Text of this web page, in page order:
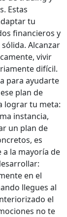
Estas
tu
financieros y
Alcanzar
vivir
difícil.
para ayudarte
plan de
lograr tu meta:
instancia,
un plan de
es
la mayoría de
en el
llegues al
el
no te